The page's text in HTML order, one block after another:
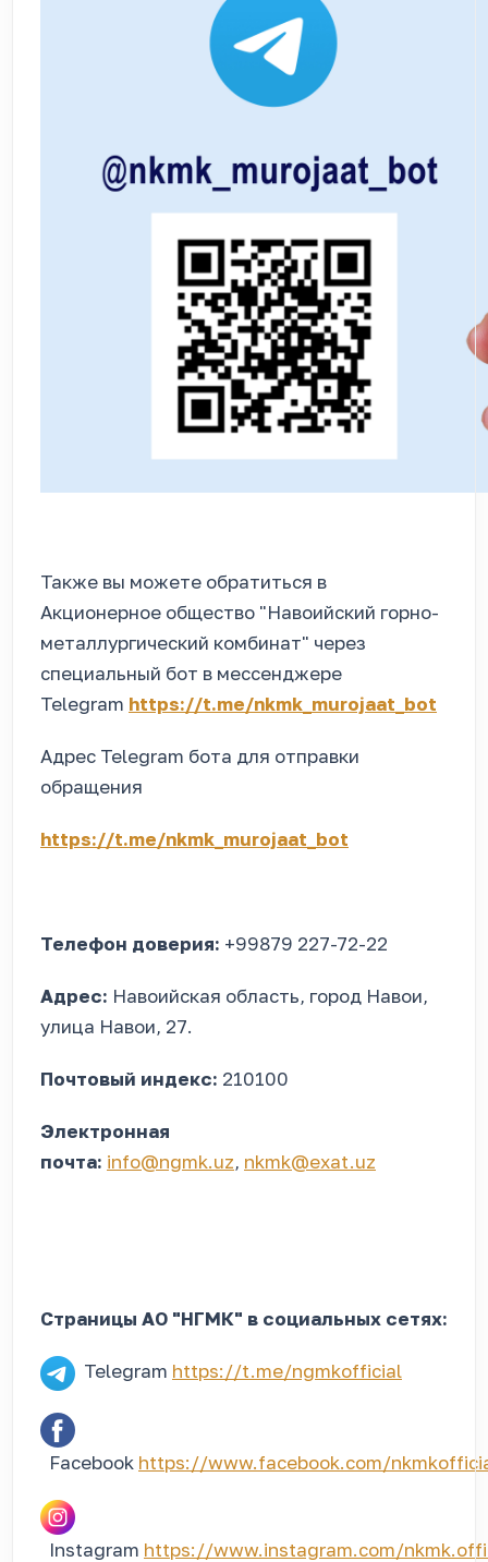
Также вы можете обратиться в
Акционерное общество "Навоийский горно-
металлургический комбинат" через
специальный бот в мессенджере
Telegram https://t.me/nkmk_murojaat_bot
Адрес Telegram бота для отправки
обращения
https://t.me/nkmk_murojaat_bot
Телефон доверия: +99879 227-72-22
Адрес: Навоийская область, город Навои,
улица Навои, 27.
Почтовый индекс: 210100
Электронная
почта: info@ngmk.uz, nkmk@exat.uz
Страницы АО "НГМК" в социальных сетях:
Telegram https://t.me/ngmkofficial
Facebook https://www.facebook.com/
Instagram https://www.instagram.com/